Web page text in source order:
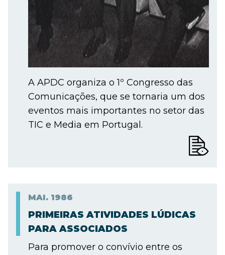
A APDC organiza o 1º Congresso das
Comunicações, que se tornaria um dos
eventos mais importantes no setor das
TIC e Media em Portugal.
MAI. 1986
PRIMEIRAS ATIVIDADES LÚDICAS
PARA ASSOCIADOS
Para promover o convívio entre os